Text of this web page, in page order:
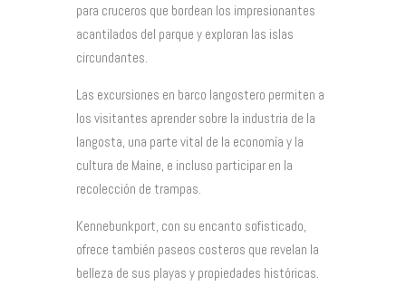
para cruceros que bordean los impresionantes
acantilados del parque y exploran las islas
circundantes.
Las excursiones en barco langostero permiten a
los visitantes aprender sobre la industria de la
langosta, una parte vital de la economía y la
cultura de Maine, e incluso participar en la
recolección de trampas.
Kennebunkport, con su encanto sofisticado,
ofrece también paseos costeros que revelan la
belleza de sus playas y propiedades históricas.